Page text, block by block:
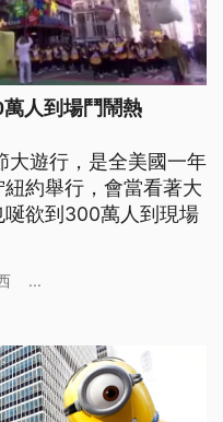
人到場鬥鬧熱
大遊行，是全美國一年
約舉行，會當看著大
欲到300萬人到現場
...